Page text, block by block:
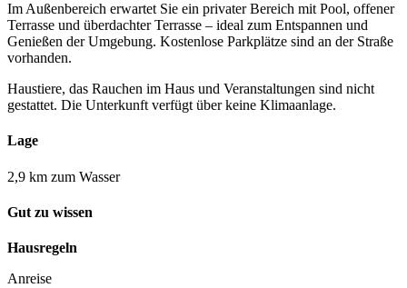
Im Außenbereich erwartet Sie ein privater Bereich mit Pool, offener
Terrasse und überdachter Terrasse – ideal zum Entspannen und
Genießen der Umgebung. Kostenlose Parkplätze sind an der Straße
vorhanden.
Haustiere, das Rauchen im Haus und Veranstaltungen sind nicht
gestattet. Die Unterkunft verfügt über keine Klimaanlage.
Lage
2,9 km zum Wasser
Gut zu wissen
Hausregeln
Anreise